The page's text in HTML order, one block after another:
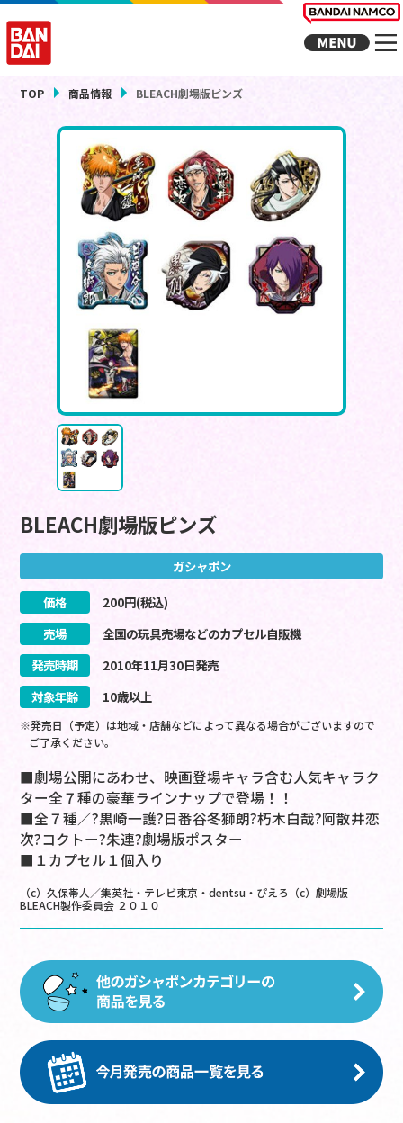
TOP 商品情報 BLEACH劇場版ピンズ
BLEACH劇場版ピンズ
ガシャポン
価格 200円(税込)
売場
全国の玩具売場などのカプセル自販機
発売時期
2010年11月30日発売
対象年齢
10歳以上
※発売日（予定）は地域・店舗などによって異なる場合がございますので
ご了承ください。
■劇場公開にあわせ、映画登場キャラ含む人気キャラク
ター全７種の豪華ラインナップで登場！！
■全７種／?黒崎一護?日番谷冬獅朗?朽木白哉?阿散井恋
次?コクトー?朱連?劇場版ポスター
■１カプセル１個入り
（c）久保帯人／集英社・テレビ東京・dentsu・ぴえろ（c）劇場版
BLEACH製作委員会 ２０１０